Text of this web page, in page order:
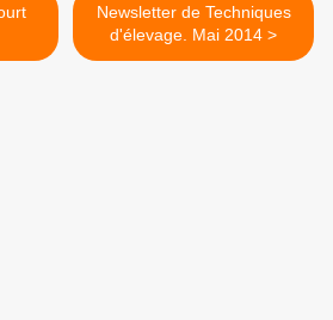
Newsletter de Techniques
d'élevage. Mai 2014 >